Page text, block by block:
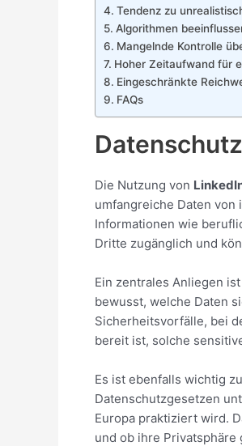
Tendenz zu
Algorithmen
Mangelnde Kontrolle
Hoher Zeitaufwand für
Eingeschränkte
FAQs
Die Nutzung von
umfangreiche Daten
Informationen wie
Dritte zugänglich und
Ein zentrales Anliegen
bewusst, welche Daten
Sicherheitsvorfälle, bei
bereit ist, solche
Es ist ebenfalls wichtig
Datenschutzgesetzen
Europa praktiziert wird.
und ob ihre Privatsphäre